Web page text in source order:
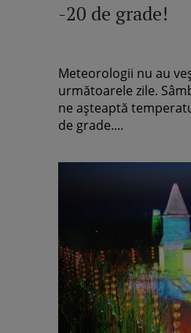
-20 de grade!
Meteorologii nu au
următoarele zile.
ne aşteaptă
de grade....